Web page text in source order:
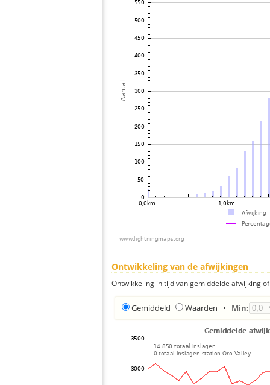
Ontwikkeling van de afwijkingen
Ontwikkeling in tijd van gemiddelde afwijking
Gemiddeld Waarden • Min: